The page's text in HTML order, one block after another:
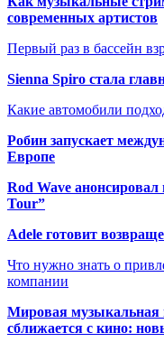
современных артистов
Первый раз в бассейн
Sienna Spiro стала
Какие автомобили
Робин запускает
Европе
Rod Wave
Tour”
Adele готовит
Что нужно знать о
компании
Мировая музыкальная
сближается с кино: